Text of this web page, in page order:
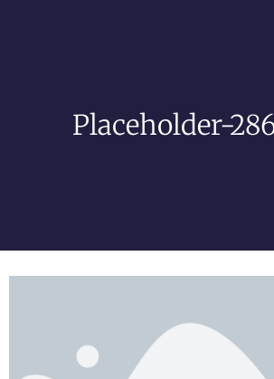
Placeholder-